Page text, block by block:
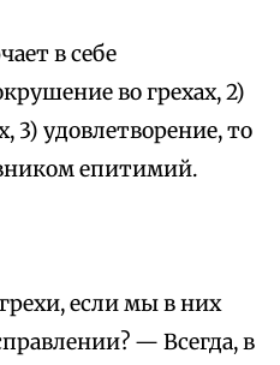
в себе
во грехах, 2)
3) удовлетворение, то
епитимий.
если мы в них
— Всегда, в